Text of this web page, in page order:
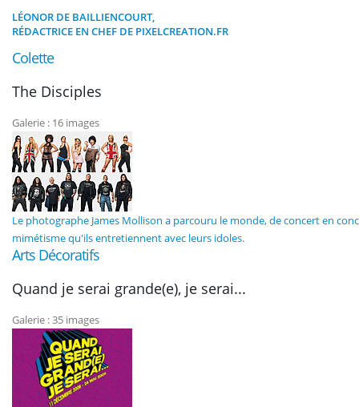
LÉONOR DE BAILLIENCOURT,
RÉDACTRICE EN CHEF DE PIXELCREATION.FR
Colette
The Disciples
Galerie : 16 images
Le photographe James Mollison a parcouru le monde, de concert en
mimétisme qu'ils entretiennent avec leurs idoles.
Arts Décoratifs
Quand je serai grande(e), je serai...
Galerie : 35 images